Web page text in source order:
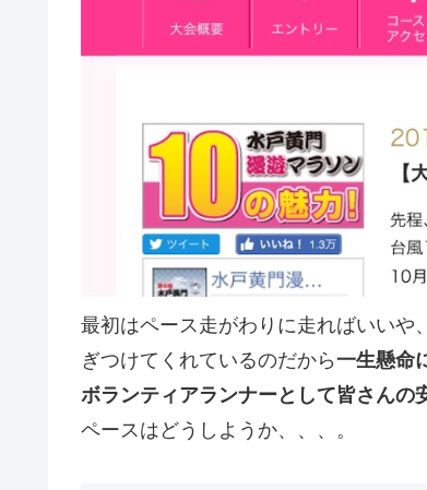
最初はペース走がわりに走ればいいや
ぎつけてくれているのだから一生懸命
ボランティアランナーとして皆さんの
ペースはどうしようか、、、。